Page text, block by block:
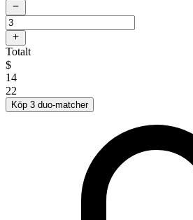
Totalt
$
14
22
Köp 3 duo-matcher